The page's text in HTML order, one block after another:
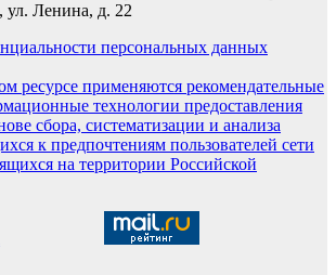
ул. Ленина, д. 22
персональных данных
ресурсе применяются рекомендательные
технологии предоставления
сбора, систематизации и анализа
к предпочтениям пользователей сети
на территории Российской